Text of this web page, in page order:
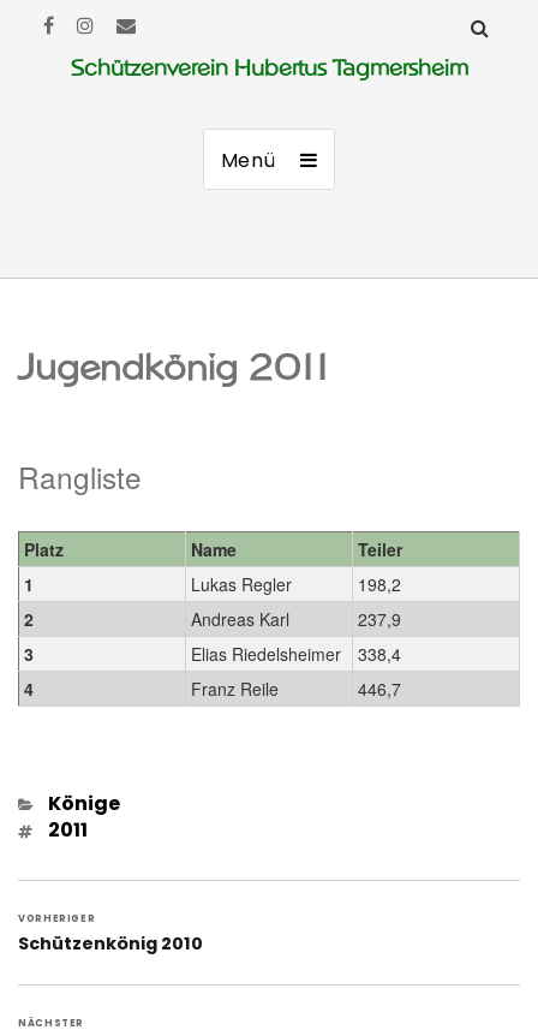
Schützenverein Hubertus Tagmersheim
Menü
Jugendkönig 2011
Rangliste
Platz Name
Teiler
1
Lukas Regler
198,2
2
Andreas Karl
237,9
3
Elias Riedelsheimer
338,4
4
Franz Reile 446,7
Kategorien
Könige
Schlagwörter
2011
VORHERIGER
Vorheriger
Schützenkönig 2010
NÄCHSTER